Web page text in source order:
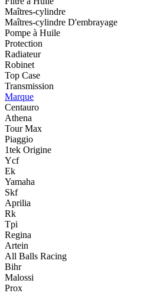
Maîtres-cylindre
Maîtres-cylindre D'embrayage
Pompe à Huile
Protection
Radiateur
Robinet
Top Case
Transmission
Marque
Centauro
Athena
Tour Max
Piaggio
1tek Origine
Ycf
Ek
Yamaha
Skf
Aprilia
Rk
Tpi
Regina
Artein
All Balls Racing
Bihr
Malossi
Prox